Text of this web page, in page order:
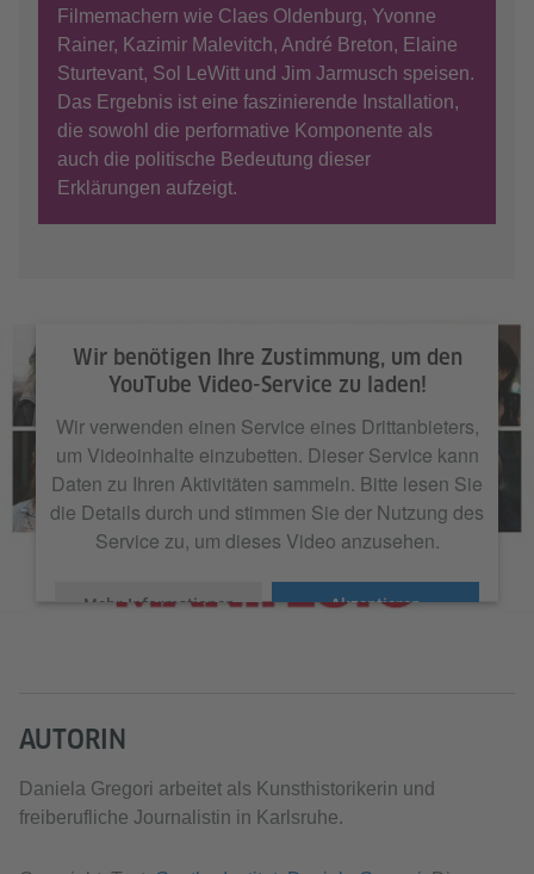
Filmemachern wie Claes Oldenburg, Yvonne
Rainer, Kazimir Malevitch, André Breton, Elaine
Sturtevant, Sol LeWitt und Jim Jarmusch speisen.
Das Ergebnis ist eine faszinierende Installation,
die sowohl die performative Komponente als
auch die politische Bedeutung dieser
Erklärungen aufzeigt.
Wir benötigen Ihre Zustimmung, um den
YouTube Video-Service zu laden!
Wir verwenden einen Service eines Drittanbieters,
um Videoinhalte einzubetten. Dieser Service kann
Daten zu Ihren Aktivitäten sammeln. Bitte lesen Sie
die Details durch und stimmen Sie der Nutzung des
Service zu, um dieses Video anzusehen.
Mehr Informationen Akzeptieren
AUTORIN
Daniela Gregori arbeitet als Kunsthistorikerin und
freiberufliche Journalistin in Karlsruhe.